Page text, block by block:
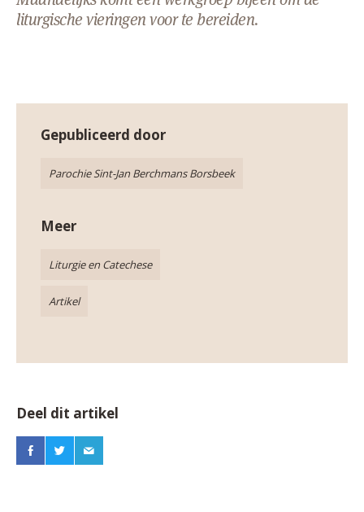
AANMELDEN OF REGISTREREN
liturgische vieringen voor te bereiden.
Gepubliceerd door
Parochie Sint-Jan Berchmans Borsbeek
Meer
Liturgie en Catechese
Artikel
Deel dit artikel